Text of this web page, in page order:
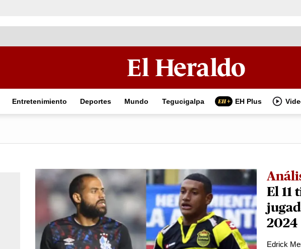
Entretenimiento Deportes Mundo Tegucigalpa EH Plus
El 11
2024
Edrick